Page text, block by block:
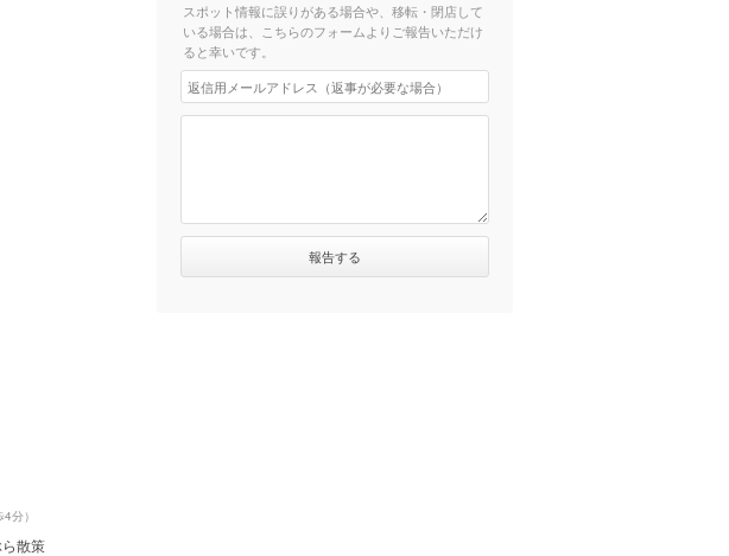
4分）
散策
スポット情報に誤りがある場合や、移転・閉店して
いる場合は、こちらのフォームよりご報告いただけ
ると幸いです。